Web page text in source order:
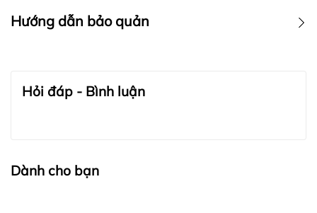
Hướng dẫn bảo quản
Hỏi đáp - Bình luận
Dành cho bạn